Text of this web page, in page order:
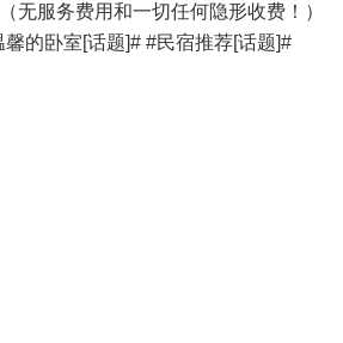
无服务费用和一切任何隐形收费！）
的卧室[话题]# #民宿推荐[话题]#